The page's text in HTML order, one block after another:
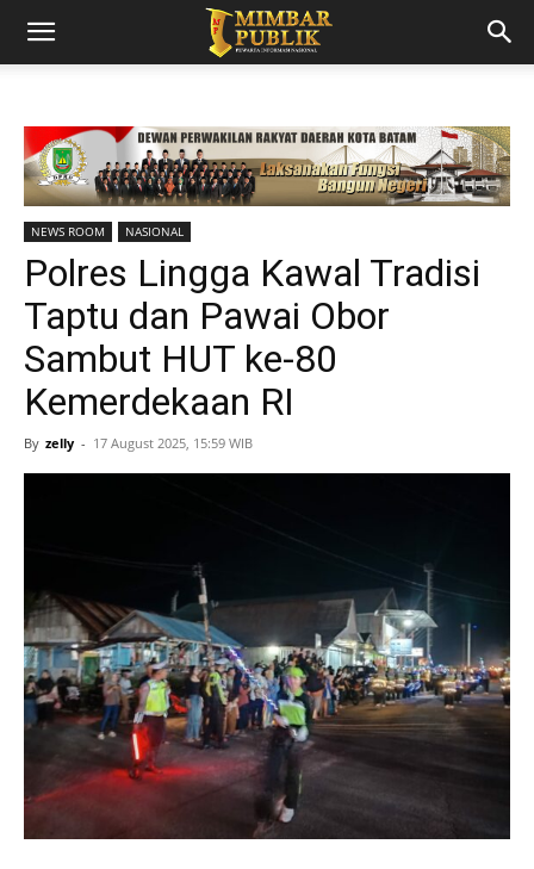
NEWS ROOM NASIONAL
Polres Lingga Kawal Tradisi
Taptu dan Pawai Obor
Sambut HUT ke-80
Kemerdekaan RI
By zelly - 17 August 2025, 15:59 WIB